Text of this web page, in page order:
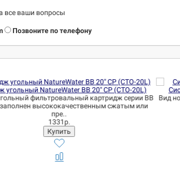
все ваши вопросы
Позвоните по телефону
обратного осмоса NatureWater RO50-NP35
- Бытовые системы Наличие насоса -
нетЕмкость бака - до 8 литров ..
10457р.